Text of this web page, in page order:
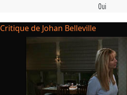
Oui
Critique de Johan Belleville